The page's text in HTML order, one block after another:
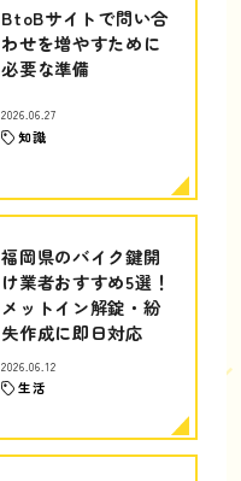
BtoBサイトで問い合
わせを増やすために
必要な準備
2026.06.27
知識
福岡県のバイク鍵開
け業者おすすめ5選！
メットイン解錠・紛
失作成に即日対応
2026.06.12
生活